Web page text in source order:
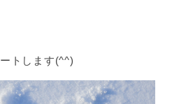
トします(^^)